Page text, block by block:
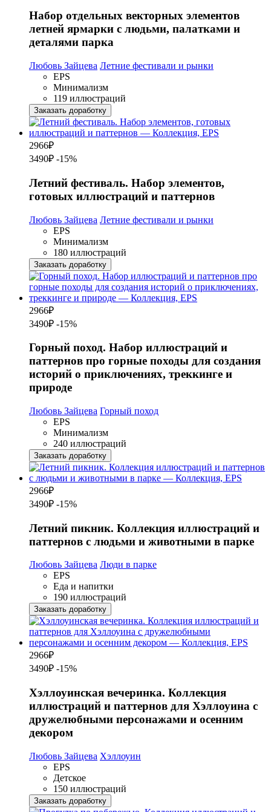
Набор отдельных векторных элементов
летней ярмарки с людьми, палатками и
деталями парка
Любовь Зайцева Летние фестивали и рынки
EPS
Минимализм
119 иллюстраций
Заказать доработку
2966₽
3490₽ -15%
Летний фестиваль. Набор элементов,
готовых иллюстраций и паттернов
Любовь Зайцева Летние фестивали и рынки
EPS
Минимализм
180 иллюстраций
Заказать доработку
2966₽
3490₽ -15%
Горный поход. Набор иллюстраций и
паттернов про горные походы для создания
историй о приключениях, треккинге и
природе
Любовь Зайцева Горный поход
EPS
Минимализм
240 иллюстраций
Заказать доработку
2966₽
3490₽ -15%
Летний пикник. Коллекция иллюстраций и
паттернов с людьми и животными в парке
Любовь Зайцева Люди в парке
EPS
Еда и напитки
190 иллюстраций
Заказать доработку
2966₽
3490₽ -15%
Хэллоуинская вечеринка. Коллекция
иллюстраций и паттернов для Хэллоуина с
дружелюбными персонажами и осенним
декором
Любовь Зайцева Хэллоуин
EPS
Детское
150 иллюстраций
Заказать доработку